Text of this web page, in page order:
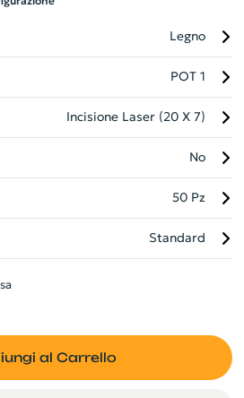
lavoro più verde e un regalo
il nostro set di erbe in
Legno
POT 1
Incisione Laser (20 X 7)
No
50 Pz
Standard
al Carrello